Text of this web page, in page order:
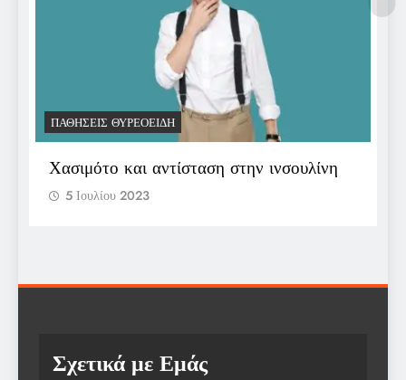
ΠΑΘΉΣΕΙΣ ΘΥΡΕΟΕΙΔΉ
Χασιμότο και αντίσταση στην ινσουλίνη
5 Ιουλίου 2023
Σχετικά με Εμάς